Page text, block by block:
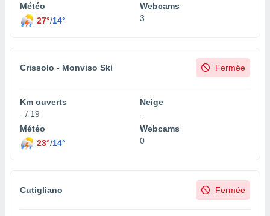
Météo
27°/14°
Webcams
3
Crissolo - Monviso Ski Fermée
Km ouverts
- / 19
Neige
-
Météo
23°/14°
Webcams
0
Cutigliano Fermée